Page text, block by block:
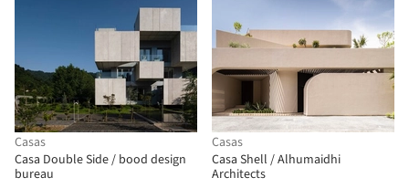
Casas
Casa Double Side / bood design
bureau
Casas
Casa Shell / Alhumaidhi
Architects